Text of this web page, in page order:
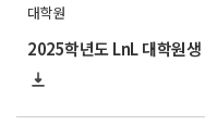
대학원
2025학년도 LnL 대학원